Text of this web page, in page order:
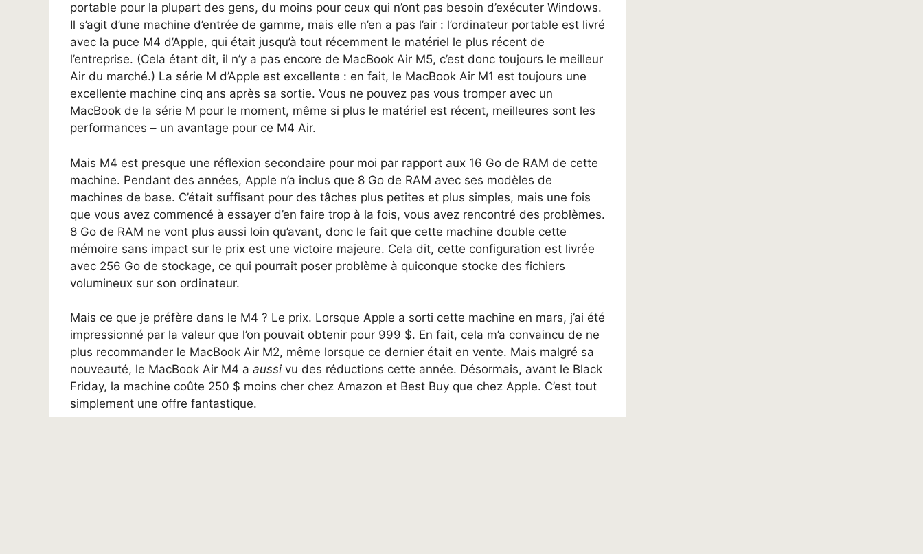
portable pour la plupart des gens, du moins pour ceux qui n’ont pas besoin d’exécuter Windows.
Il s’agit d’une machine d’entrée de gamme, mais elle n’en a pas l’air : l’ordinateur portable est livré
avec la puce M4 d’Apple, qui était jusqu’à tout récemment le matériel le plus récent de
l’entreprise. (Cela étant dit, il n’y a pas encore de MacBook Air M5, c’est donc toujours le meilleur
Air du marché.) La série M d’Apple est excellente : en fait, le MacBook Air M1 est toujours une
excellente machine cinq ans après sa sortie. Vous ne pouvez pas vous tromper avec un
MacBook de la série M pour le moment, même si plus le matériel est récent, meilleures sont les
performances – un avantage pour ce M4 Air.
Mais M4 est presque une réflexion secondaire pour moi par rapport aux 16 Go de RAM de cette
machine. Pendant des années, Apple n’a inclus que 8 Go de RAM avec ses modèles de
machines de base. C’était suffisant pour des tâches plus petites et plus simples, mais une fois
que vous avez commencé à essayer d’en faire trop à la fois, vous avez rencontré des problèmes.
8 Go de RAM ne vont plus aussi loin qu’avant, donc le fait que cette machine double cette
mémoire sans impact sur le prix est une victoire majeure. Cela dit, cette configuration est livrée
avec 256 Go de stockage, ce qui pourrait poser problème à quiconque stocke des fichiers
volumineux sur son ordinateur.
Mais ce que je préfère dans le M4 ? Le prix. Lorsque Apple a sorti cette machine en mars, j’ai été
impressionné par la valeur que l’on pouvait obtenir pour 999 $. En fait, cela m’a convaincu de ne
plus recommander le MacBook Air M2, même lorsque ce dernier était en vente. Mais malgré sa
nouveauté, le MacBook Air M4 a aussi vu des réductions cette année. Désormais, avant le Black
Friday, la machine coûte 250 $ moins cher chez Amazon et Best Buy que chez Apple. C’est tout
simplement une offre fantastique.